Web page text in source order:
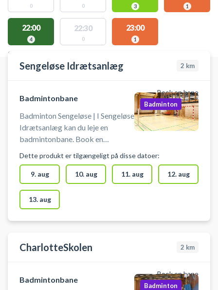
0 0 3 1
22:00
4
22:30
0
23:00
1
STEDER MED LEDIGE AKTIVITETER
Sengeløse Idrætsanlæg 2 km
Book en bane
Badmintonbane
Badminton Sengeløse | I Sengeløse
Idrætsanlæg kan du leje en
badmintonbane. Book en
i Sengeløse. Gratis parkering ved
hallen i Sengeløse ved booking af
badmintonbane.
Omklædningsrum og hallen
åbnes/lukkes en halv time
før/efter anvendelse af hallen.
Badminton
Dette produkt er tilgængeligt på disse datoer:
9. aug 10. aug 11. aug 12. aug
13. aug
CharlotteSkolen 2 km
Book en bane
Badmintonbane
Badminton